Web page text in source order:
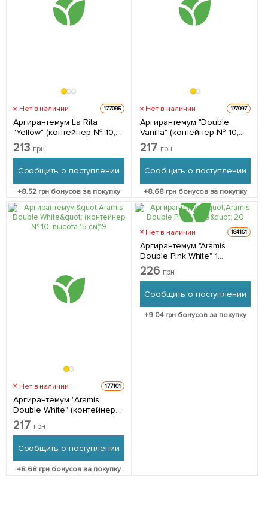
Нет в наличии 177096
Аргирантемум La Rita
"Yellow" (контейнер № 10,
высота 15 см) 1 саженец в
упаковке
213 грн
Сообщить о поступлении
+8.52 грн бонусов за покупку
Нет в наличии 177097
Аргирантемум "Double
Vanilla" (контейнер № 10,
высота 15 см) 1 саженец в
упаковке
217 грн
Сообщить о поступлении
+8.68грн бонусов за покупку
Нет в наличии 177101
Аргирантемум "Aramis
Double White" (контейнер
№ 10, высота 15 см) 1
саженец в упаковке
217 грн
Сообщить о поступлении
+8.68 грн бонусов за покупку
Нет в наличии 184161
Аргирантемум "Aramis
Double Pink White" 1
саженец в упаковке
226 грн
Сообщить о поступлении
+9.04грн бонусов за покупку